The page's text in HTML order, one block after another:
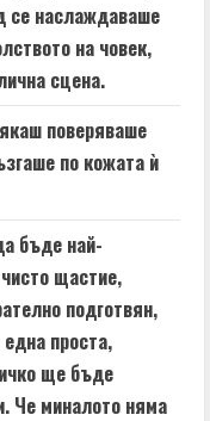
се наслаждаваше
на човек,
сцена.
поверяваше
по кожата ѝ
бъде най-
щастие,
подготвян,
проста,
ще бъде
Че миналото няма